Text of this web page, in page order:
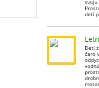
svoju
detí
Deti
čaro